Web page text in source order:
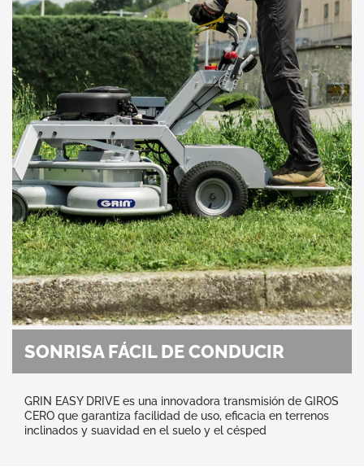
SONRISA FÁCIL DE CONDUCIR
GRIN EASY DRIVE es una innovadora transmisión de GIROS
CERO que garantiza facilidad de uso, eficacia en terrenos
inclinados y suavidad en el suelo y el césped